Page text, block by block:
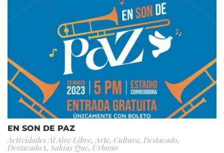
EN SON DE PAZ
Actividades Al Aire Libre, Arte, Cultura, Destacado,
DestacadoA, Sabías Que,Urbano